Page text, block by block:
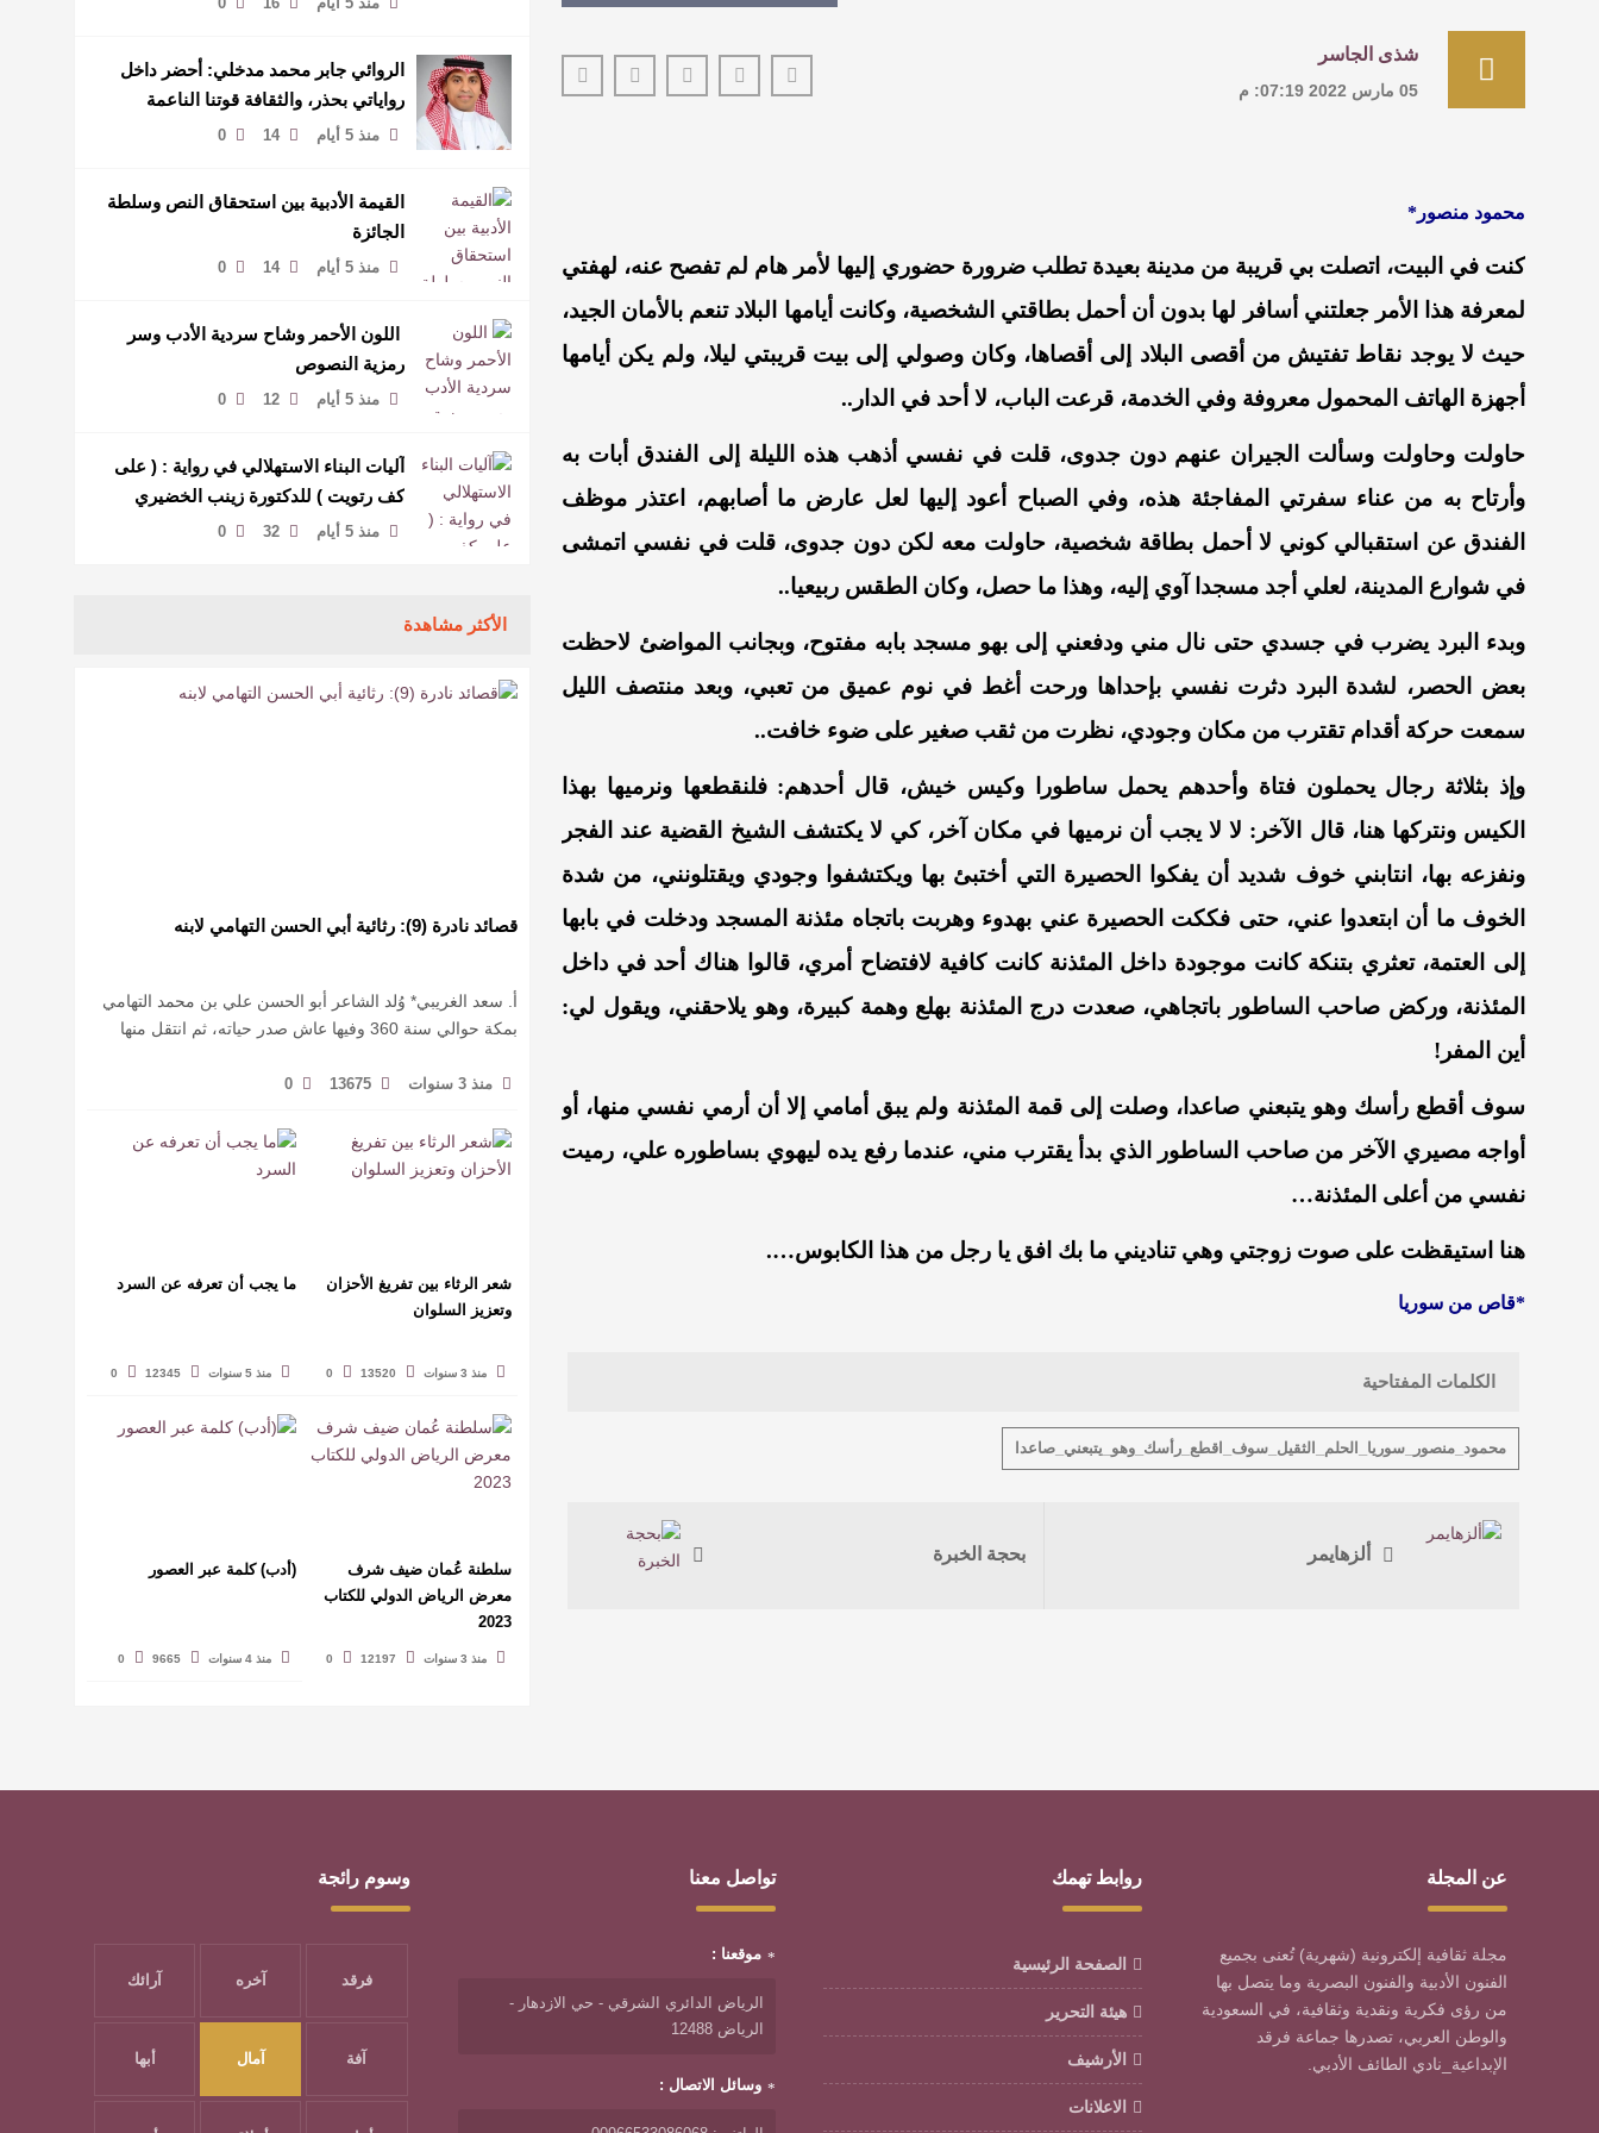
الروائي جابر محمد مدخلي: أحضر داخل
رواياتي بحذر، والثقافة قوتنا الناعمة
لمخاطبة العالم.
منذ 5 أيام 14
0
القيمة الأدبية بين استحقاق النص وسلطة
الجائزة
منذ 5 أيام 14
0
​ اللون الأحمر وشاح سردية الأدب وسر
رمزية النصوص
منذ 5 أيام 12
0
آليات البناء الاستهلالي في رواية : ( على
كف رتويت ) للدكتورة زينب الخضيري
منذ 5 أيام 32
0
الأكثر مشاهدة
قصائد نادرة (9): رثائية أبي الحسن التهامي لابنه
أ. سعد الغريبي* وُلد الشاعر أبو الحسن علي بن محمد التهامي
بمكة حوالي سنة 360 وفيها عاش صدر حياته، ثم انتقل منها
منذ 3 سنوات 13675
0
شعر الرثاء بين تفريغ الأحزان
وتعزيز السلوان
منذ 3 سنوات 13520
0
ما يجب أن تعرفه عن السرد
منذ 5 سنوات 12345
0
سلطنة عُمان ضيف شرف
معرض الرياض الدولي للكتاب
2023
منذ 3 سنوات 12197
0
(أدب) كلمة عبر العصور
منذ 4 سنوات 9665
0
شذى الجاسر
05 مارس 2022 07:19: م
محمود منصور *
كنت في البيت، اتصلت بي قريبة من مدينة بعيدة تطلب ضرورة حضوري إليها لأمر هام لم تفصح عنه، لهفتي
لمعرفة هذا الأمر جعلتني أسافر لها بدون أن أحمل بطاقتي الشخصية، وكانت أيامها البلاد تنعم بالأمان الجيد،
حيث لا يوجد نقاط تفتيش من أقصى البلاد إلى أقصاها، وكان وصولي إلى بيت قريبتي ليلا، ولم يكن أيامها
أجهزة الهاتف المحمول معروفة وفي الخدمة، قرعت الباب، لا أحد في الدار..
حاولت وحاولت وسألت الجيران عنهم دون جدوى، قلت في نفسي أذهب هذه الليلة إلى الفندق أبات به
وأرتاح به من عناء سفرتي المفاجئة هذه، وفي الصباح أعود إليها لعل عارض ما أصابهم، اعتذر
موظف
الفندق عن استقبالي كوني لا أحمل بطاقة شخصية، حاولت معه لكندون جدوى، قلت في نفسي اتمشى
في شوارع المدينة، لعلي أجد مسجدا آوي إليه، وهذا ما حصل، وكان الطقس ربيعيا..
وبدء البرد يضرب في جسدي حتى نال مني ودفعني إلى بهو مسجد بابه مفتوح، وبجانب المواضئ لاحظت
بعض
الحصر ، لشدة البرد دثرت نفسي بإحداها ورحت أغط في نوم عميق من تعبي، وبعد منتصف
الليل
سمعت حركة أقدام تقترب من مكان وجودي، نظرت من ثقب صغير على ضوء خافت..
وإذ بثلاثة رجال يحملون فتاة وأحدهم يحمل ساطوراوكيس خيش، قال أحدهم: فلنقطعها ونرميها بهذا
الكيس ونتركها هنا،قال الآخر: لا لا يجب أن نرميها في مكان آخر ، كي لا يكتشف الشيخ القضية عند
الفجر
ونفزعه بها، انتابني خوف شديد أن يفكوا الحصيرة التي أختبئ بها ويكتشفوا وجودي ويقتلونني، من شدة
الخوف ما أن ابتعدوا عني، حتى فككت الحصيرةعني بهدوء وهربت باتجاه مئذنة المسجد ودخلت في بابها
إلى
العتمة، تعثري بتنكة كانت موجودة داخل المئذنة كانت كافية لافتضاح أمري، قالوا هناك أحد في داخل
المئذنة، وركض صاحب الساطور باتجاهي، صعدت درج المئذنة بهلع وهمة كبيرة،وهو يلاحقني،ويقول لي:
أين المفر!
سوف أقطع رأسك وهويتبعني صاعدا، وصلت إلى قمة المئذنة ولم يبق أمامي إلا أن أرمي نفسي منها،
أو
أواجه مصيري الآخر من صاحب الساطور الذي بدأيقترب مني، عندما رفع يده ليهوي بساطوره علي، رميت
نفسي من أعلى المئذنة…
هنا استيقظت على صوت زوجتي وهي تناديني ما بك افق يا رجل من هذا الكابوس….
*قاص من سوريا
الكلمات المفتاحية
محمود_منصور_سوريا_الحلم_الثقيل_سوف_اقطع_رأسك_وهو_يتبعني_صاعدا
ألزهايمر بحجة الخبرة
عن المجلة
مجلة ثقافية إلكترونية (شهرية) تُعنى بجميع
الفنون الأدبية والفنون البصرية وما يتصل بها
من رؤى فكرية ونقدية وثقافية، في السعودية
والوطن العربي، تصدرها جماعة فرقد
الإبداعية_نادي الطائف الأدبي.
روابط تهمك
الصفحة الرئيسية
هيئة التحرير
الأرشيف
الاعلانات
تواصل معنا
موقعنا :
الرياض الدائري الشرقي - حي الازدهار -
الرياض 12488
وسائل الاتصال :
وسوم رائجة
فرقد آخره آرائك
آفة آمال أبها